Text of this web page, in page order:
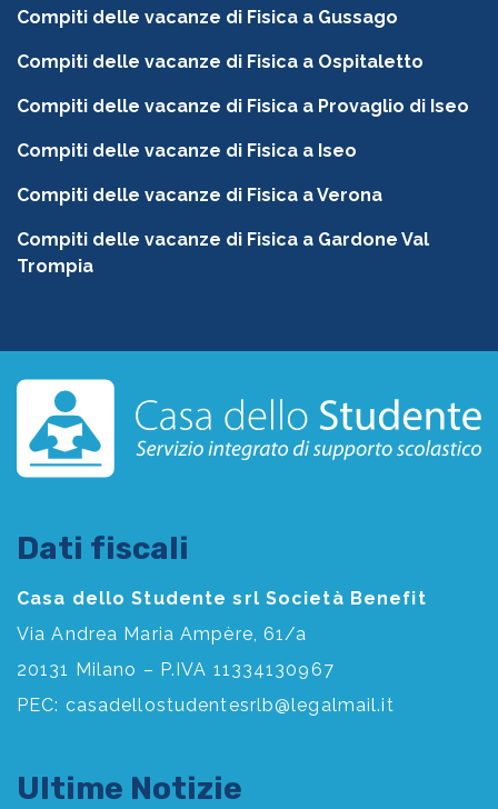
Compiti delle vacanze di Fisica a Gussago
Compiti delle vacanze di Fisica a Ospitaletto
Compiti delle vacanze di Fisica a Provaglio di Iseo
Compiti delle vacanze di Fisica a Iseo
Compiti delle vacanze di Fisica a Verona
Compiti delle vacanze di Fisica a Gardone Val
Trompia
Dati fiscali
Casa dello Studente srl Società Benefit
Via Andrea Maria Ampère, 61/a
20131 Milano – P.IVA 11334130967
PEC: casadellostudentesrlb@legalmail.it
Ultime Notizie